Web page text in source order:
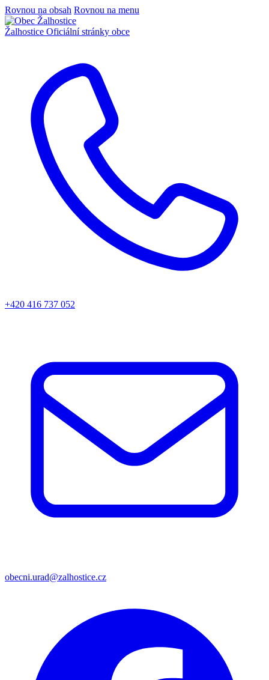
Rovnou na obsah Rovnou na menu
Žalhostice Oficiální stránky obce
+420 416 737 052
obecni.urad@zalhostice.cz